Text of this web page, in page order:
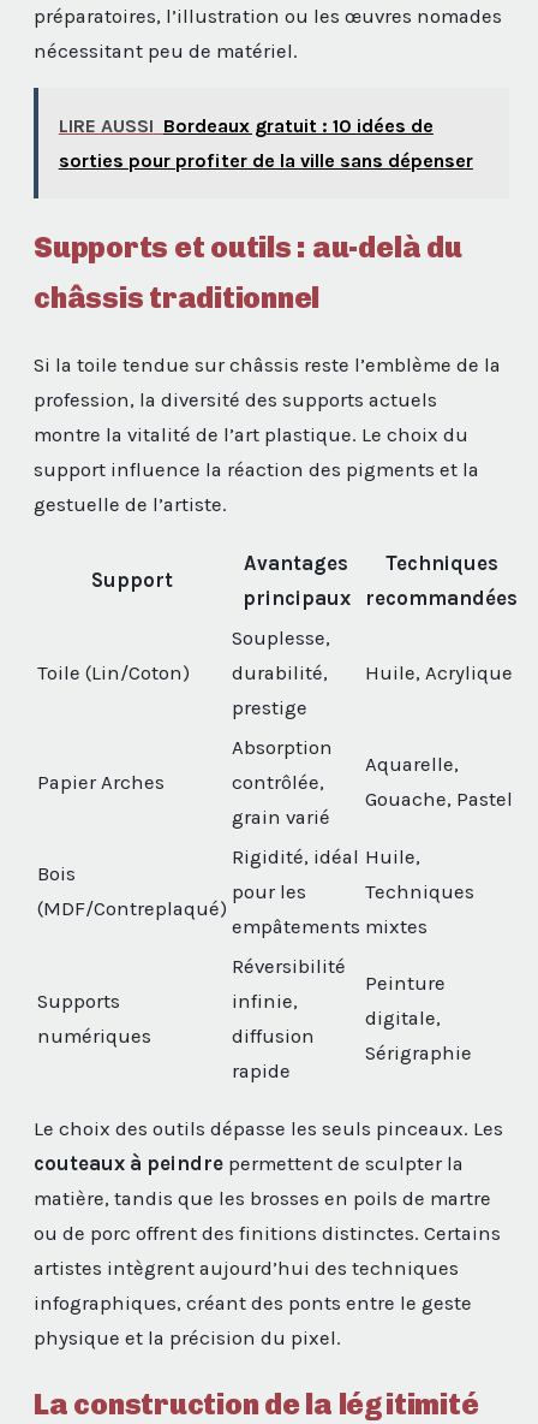
préparatoires, l’illustration ou les œuvres nomades
nécessitant peu de matériel.
LIRE AUSSI Bordeaux gratuit : 10 idées de
sorties pour profiter de la ville sans dépenser
Supports et outils : au-delà du
châssis traditionnel
Si la toile tendue sur châssis reste l’emblème de la
profession, la diversité des supports actuels
montre la vitalité de l’art plastique. Le choix du
support influence la réaction des pigments et la
gestuelle de l’artiste.
Support
Avantages
principaux
Techniques
recommandées
Toile (Lin/Coton)
Souplesse,
durabilité,
prestige
Huile, Acrylique
Papier Arches
Absorption
contrôlée,
grain varié
Aquarelle,
Gouache, Pastel
Bois
(MDF/Contreplaqué)
Rigidité, idéal
pour les
empâtements
Huile,
Techniques
mixtes
Supports
numériques
Réversibilité
infinie,
diffusion
rapide
Peinture
digitale,
Sérigraphie
Le choix des outils dépasse les seuls pinceaux. Les
couteaux à peindre permettent de sculpter la
matière, tandis que les brosses en poils de martre
ou de porc offrent des finitions distinctes. Certains
artistes intègrent aujourd’hui des techniques
infographiques, créant des ponts entre le geste
physique et la précision du pixel.
La construction de la légitimité